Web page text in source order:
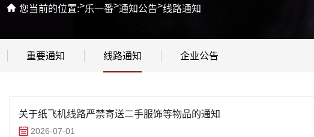
您当前的位置:>乐一番>通知公告>线路通知
重要通知 线路通知 企业公告
关于纸飞机线路严禁寄送二手服饰等物品的通知
2026-07-01